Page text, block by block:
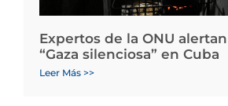
Expertos de la ONU
“Gaza silenciosa” en Cuba
Leer Más >>